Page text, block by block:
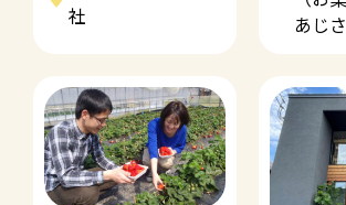
社
あじ